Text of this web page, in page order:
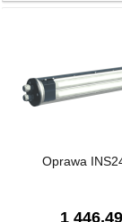
Oprawa
1